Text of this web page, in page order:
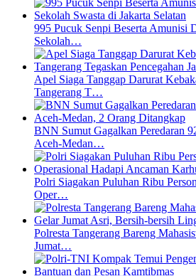
995 Pucuk Senpi Beserta Amunisi
Sekolah…
Apel Siaga Tanggap Darurat
Tangerang T…
BNN Sumut Gagalkan Peredaran
Aceh-Medan…
Polri Siagakan Puluhan Ribu
Oper…
Polresta Tangerang Bareng
Jumat…